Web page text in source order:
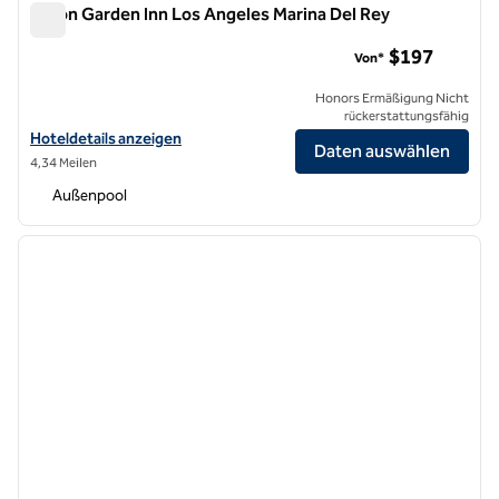
Hilton Garden Inn Los Angeles Marina Del Rey
Hoteldetails für das Hilton Garden Inn Los Angeles Marina Del Rey
Hoteldetails anzeigen
4,34 Meilen
Von* $197
Honors Ermäßigung Nicht
rückerstattungsfähig
Daten auswählen
Außenpool
1 von 12